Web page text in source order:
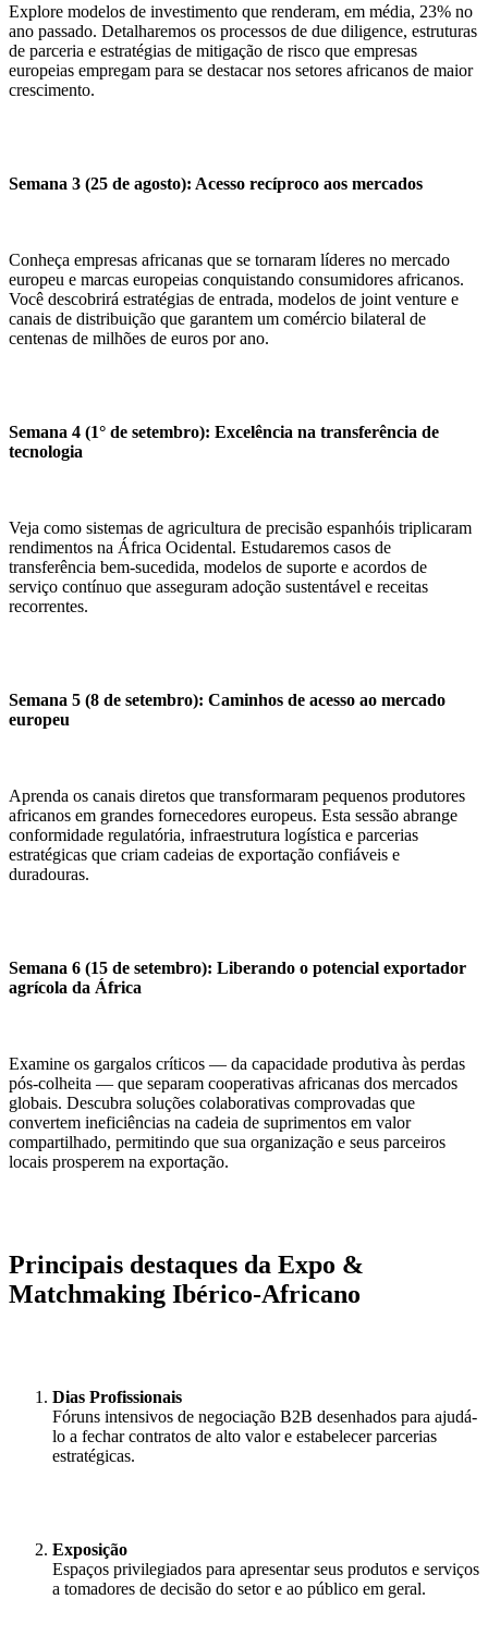
Explore modelos de investimento que renderam, em média, 23% no
ano passado. Detalharemos os processos de due diligence, estruturas
de parceria e estratégias de mitigação de risco que empresas
europeias empregam para se destacar nos setores africanos de maior
crescimento.
Semana 3 (25 de agosto): Acesso recíproco aos mercados
Conheça empresas africanas que se tornaram líderes no mercado
europeu e marcas europeias conquistando consumidores africanos.
Você descobrirá estratégias de entrada, modelos de joint venture e
canais de distribuição que garantem um comércio bilateral de
centenas de milhões de euros por ano.
Semana 4 (1° de setembro): Excelência na transferência de
tecnologia
Veja como sistemas de agricultura de precisão espanhóis triplicaram
rendimentos na África Ocidental. Estudaremos casos de
transferência bem-sucedida, modelos de suporte e acordos de
serviço contínuo que asseguram adoção sustentável e receitas
recorrentes.
Semana 5 (8 de setembro): Caminhos de acesso ao mercado
europeu
Aprenda os canais diretos que transformaram pequenos produtores
africanos em grandes fornecedores europeus. Esta sessão abrange
conformidade regulatória, infraestrutura logística e parcerias
estratégicas que criam cadeias de exportação confiáveis e
duradouras.
Semana 6 (15 de setembro): Liberando o potencial exportador
agrícola da África
Examine os gargalos críticos — da capacidade produtiva às perdas
pós-colheita — que separam cooperativas africanas dos mercados
globais. Descubra soluções colaborativas comprovadas que
convertem ineficiências na cadeia de suprimentos em valor
compartilhado, permitindo que sua organização e seus parceiros
locais prosperem na exportação.
Principais destaques da Expo &
Matchmaking Ibérico-Africano
Dias Profissionais
Fóruns intensivos de negociação B2B desenhados para ajudá-
lo a fechar contratos de alto valor e estabelecer parcerias
estratégicas.
Exposição
Espaços privilegiados para apresentar seus produtos e serviços
a tomadores de decisão do setor e ao público em geral.